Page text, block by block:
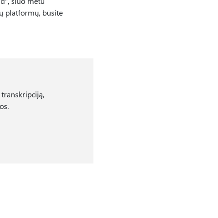
platformų, būsite